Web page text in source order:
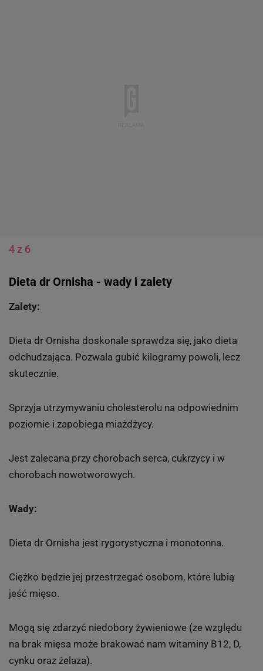
4 z 6
Dieta dr Ornisha - wady i zalety
Zalety:
Dieta dr Ornisha doskonale sprawdza się, jako dieta
odchudzająca. Pozwala gubić kilogramy powoli, lecz
skutecznie.
Sprzyja utrzymywaniu cholesterolu na odpowiednim
poziomie i zapobiega miażdżycy.
Jest zalecana przy chorobach serca, cukrzycy i w
chorobach nowotworowych.
Wady:
Dieta dr Ornisha jest rygorystyczna i monotonna.
Ciężko będzie jej przestrzegać osobom, które lubią
jeść mięso.
Mogą się zdarzyć niedobory żywieniowe (ze względu
na brak mięsa może brakować nam witaminy B12, D,
cynku oraz żelaza).